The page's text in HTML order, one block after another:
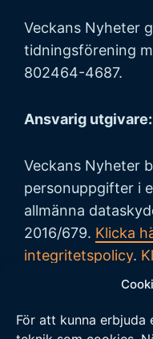
För att kunna erbjuda
Veckans Nyheter
tidningsförening
802464-4687.
Ansvarig utgivare:
Veckans Nyheter
personuppgifter i
allmänna
2016/679. Klicka
integritetspolicy.
allmänna villkor
Tipsa oss